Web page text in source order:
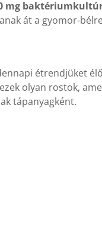
mg
át a gyomor-
étrendjüket
olyan rostok,
tápanyagként.